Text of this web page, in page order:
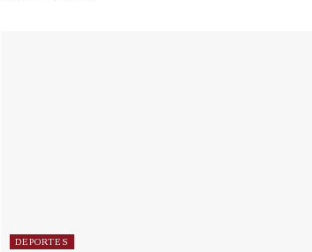
DEPORTES